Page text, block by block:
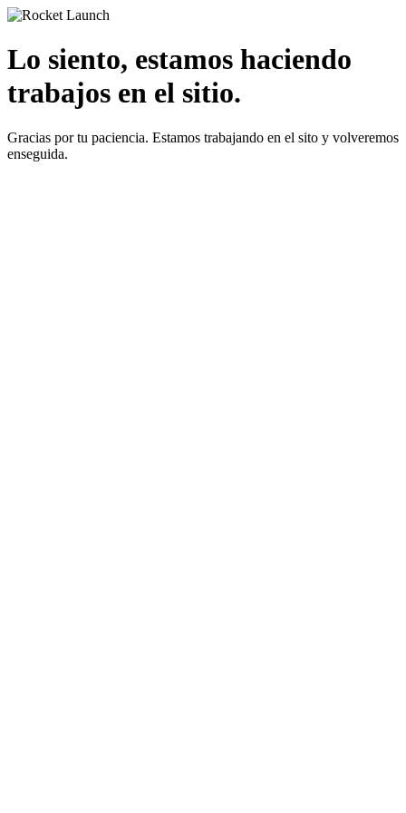
Lo siento, estamos haciendo
trabajos en el sitio.
Gracias por tu paciencia. Estamos trabajando en el sito y volveremos
enseguida.